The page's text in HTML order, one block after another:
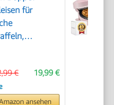
für
19,99 €
€
ansehen